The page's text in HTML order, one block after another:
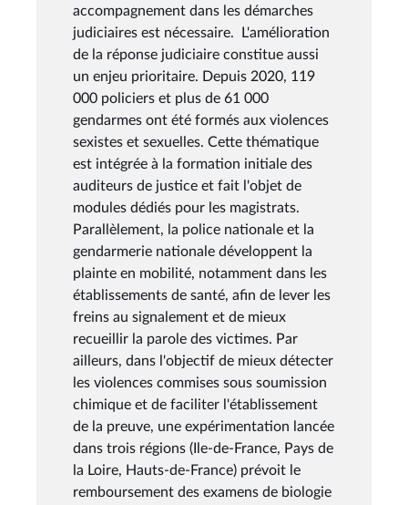
accompagnement dans les démarches
judiciaires est nécessaire. L'amélioration
de la réponse judiciaire constitue aussi
un enjeu prioritaire. Depuis 2020, 119
000 policiers et plus de 61 000
gendarmes ont été formés aux violences
sexistes et sexuelles. Cette thématique
est intégrée à la formation initiale des
auditeurs de justice et fait l'objet de
modules dédiés pour les magistrats.
Parallèlement, la police nationale et la
gendarmerie nationale développent la
plainte en mobilité, notamment dans les
établissements de santé, afin de lever les
freins au signalement et de mieux
recueillir la parole des victimes. Par
ailleurs, dans l'objectif de mieux détecter
les violences commises sous soumission
chimique et de faciliter l'établissement
de la preuve, une expérimentation lancée
dans trois régions (Ile-de-France, Pays de
la Loire, Hauts-de-France) prévoit le
remboursement des examens de biologie